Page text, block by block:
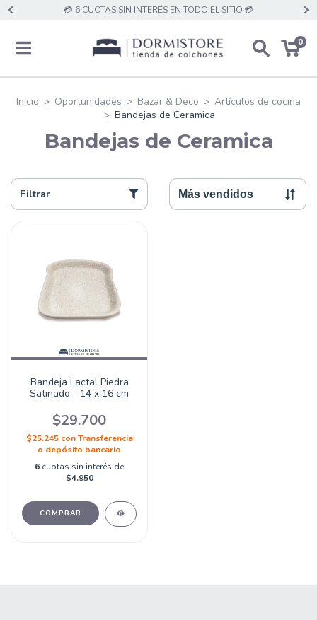
💳 6 CUOTAS SIN INTERÉS EN TODO EL SITIO 💳
0
Inicio > Oportunidades > Bazar & Deco > Artículos de cocina
> Bandejas de Ceramica
Bandejas de Ceramica
Filtrar
Bandeja Lactal Piedra
Satinado - 14 x 16 cm
$29.700
$25.245 con Transferencia
o depósito bancario
6 cuotas sin interés de
$4.950